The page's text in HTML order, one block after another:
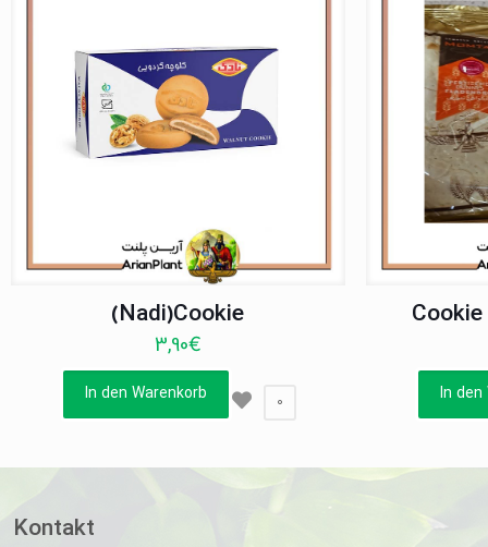
(Nadi)Cookie
3,90€
In den Warenkorb 0 In den
Kontakt